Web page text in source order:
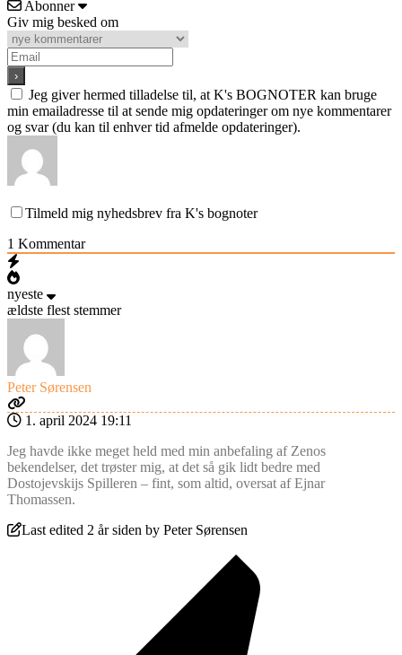
Abonner
Giv mig besked om
Jeg giver hermed tilladelse til, at K's BOGNOTER kan bruge
min emailadresse til at sende mig opdateringer om nye kommentarer
og svar (du kan til enhver tid afmelde opdateringer).
Tilmeld mig nyhedsbrev fra K's bognoter
1 Kommentar
nyeste
ældste flest stemmer
Peter Sørensen
1. april 2024 19:11
Jeg havde ikke meget held med min anbefaling af Zenos
bekendelser, det trøster mig, at det så gik lidt bedre med
Dostojevskijs Spilleren – fint, som altid, oversat af Ejnar
Thomassen.
Last edited 2 år siden by Peter Sørensen